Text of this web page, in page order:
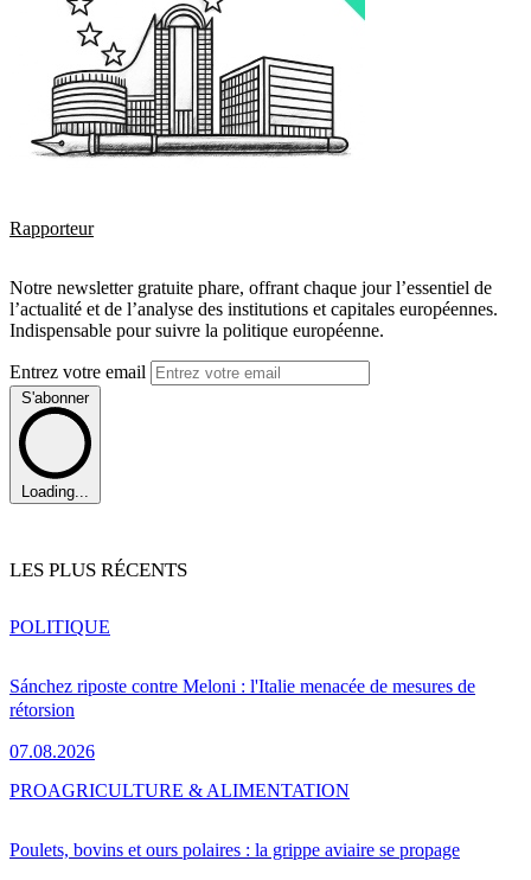
Rapporteur
Notre newsletter gratuite phare, offrant chaque jour l’essentiel de
l’actualité et de l’analyse des institutions et capitales européennes.
Indispensable pour suivre la politique européenne.
Entrez votre email
S'abonner
Loading...
LES PLUS RÉCENTS
Sánchez riposte contre Meloni : l'Italie menacée de mesures de
rétorsion
07.08.2026
POLITIQUE
Poulets, bovins et ours polaires : la grippe aviaire se propage
PROAGRICULTURE & ALIMENTATION